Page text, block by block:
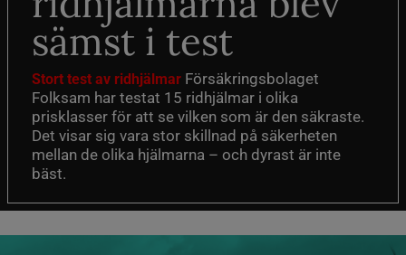
sämst i test
Stort test av ridhjälmar Försäkringsbolaget
Folksam har testat 15 ridhjälmar i olika
prisklasser för att se vilken som är den säkraste.
Det visar sig vara stor skillnad på säkerheten
mellan de olika hjälmarna – och dyrast är inte
bäst.